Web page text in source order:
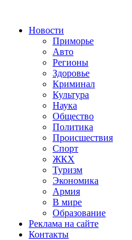
Новости
Приморье
Авто
Регионы
Здоровье
Криминал
Культура
Наука
Общество
Политика
Происшествия
Спорт
ЖКХ
Туризм
Экономика
Армия
В мире
Образование
Реклама на сайте
Контакты